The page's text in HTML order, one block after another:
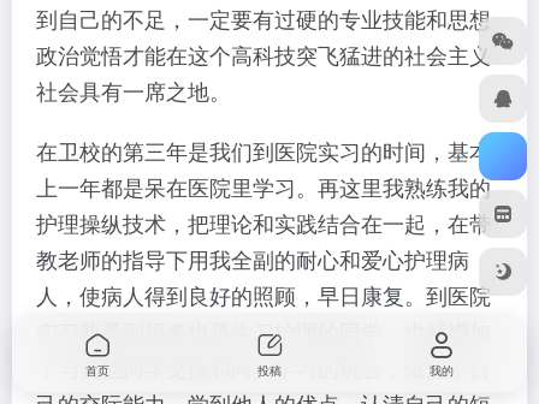
到自己的不足，一定要有过硬的专业技能和思想
政治觉悟才能在这个高科技突飞猛进的社会主义
社会具有一席之地。
在卫校的第三年是我们到医院实习的时间，基本
上一年都是呆在医院里学习。再这里我熟练我的
护理操纵技术，把理论和实践结合在一起，在带
教老师的指导下用我全副的耐心和爱心护理病
人，使病人得到良好的照顾，早日康复。到医院
实习熟悉到很多也是学习护理的同学，也就增加
了与其他同学交换和向其学习的机会，锻炼了自
首页 投稿 我的